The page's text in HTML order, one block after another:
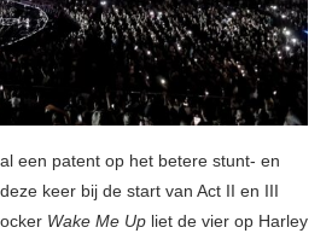
een patent op het betere stunt- en
keer bij de start van Act II en III
Wake Me Up liet de vier op Harley